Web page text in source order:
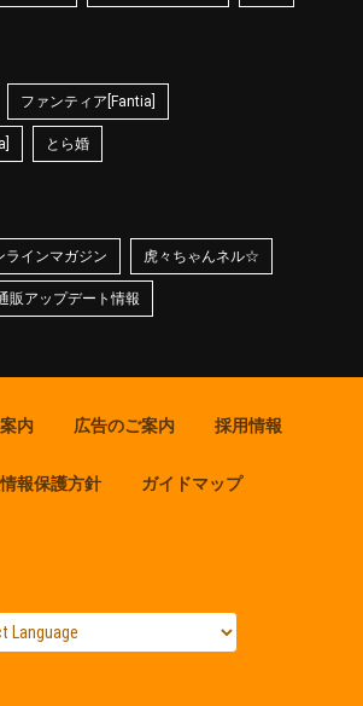
ファンティア[Fantia]
とら婚
ラインマガジン 虎々ちゃんネル☆
販アップデート情報
内 広告のご案内 採用情報
報保護方針 ガイドマップ